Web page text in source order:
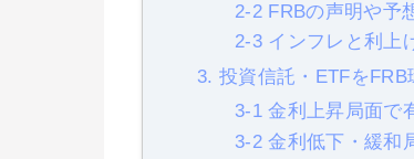
2-2 FRBの声明や予
2-3 インフレと利上
3. 投資信託・ETFを
3-1 金利上昇局面で
3-2 金利低下・緩和